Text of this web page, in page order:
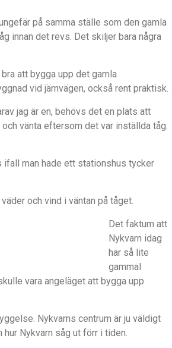
på samma ställe som den gamla
innan det revs. Det skiljer bara några
att bygga upp det gamla
vid järnvägen, också rent praktisk.
jag är en, behövs det en plats att
vänta eftersom det var inställda tåg.
man hade ett stationshus tycker
och vind i väntan på tåget.
Det faktum att
Nykvarn idag
har så lite
gammal
vara angeläget att bygga upp
Nykvarns centrum är ju väldigt
Nykvarn såg ut förr i tiden.